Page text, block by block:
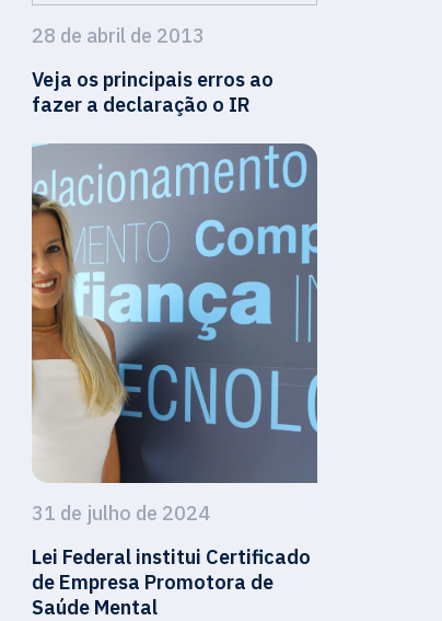
28 de abril de 2013
Veja os principais erros ao
fazer a declaração o IR
31 de julho de 2024
Lei Federal institui Certificado
de Empresa Promotora de
Saúde Mental